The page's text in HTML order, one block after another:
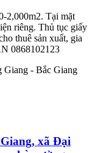
Tại mặt
riêng. Thủ tục giấy
thuê sản xuất, gia
0868102123
Giang - Bắc Giang
xã Đại